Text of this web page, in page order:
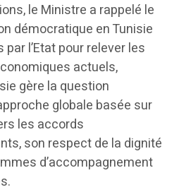
le Ministre a rappelé le
démocratique en Tunisie
l’Etat pour relever les
actuels,
gère la question
globale basée sur
les accords
son respect de la dignité
d’accompagnement